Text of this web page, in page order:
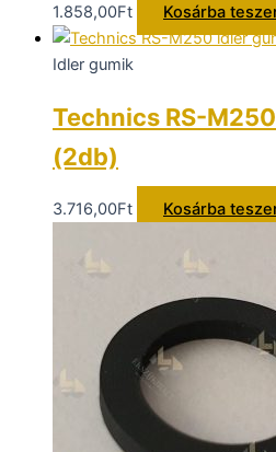
1.858,00Ft Kosárba
Idler gumik
Technics RS-
(2db)
3.716,00Ft Kosárba